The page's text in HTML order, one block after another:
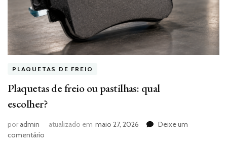
PLAQUETAS DE FREIO
Plaquetas de freio ou pastilhas: qual
escolher?
poradmin atualizado em maio 27, 2026
Deixe um
comentário